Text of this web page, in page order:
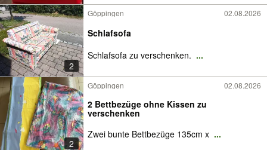
2
Göppingen 02.08.2026
Schlafsofa
Schlafsofa zu verschenken. ...
2
Göppingen 02.08.2026
2 Bettbezüge ohne Kissen zu
verschenken
Zwei bunte Bettbezüge 135cm x ...